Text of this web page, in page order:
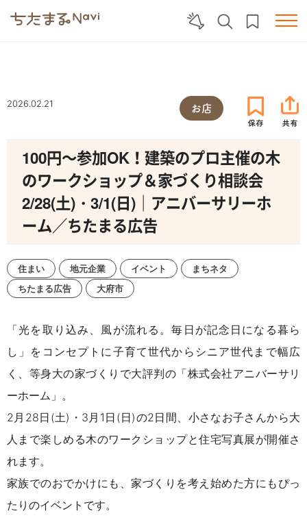
2026.02.21 お店
100円～参加OK！建築のプロ主催の木
のワークショップ＆家づくり相談会
2/28(土)・3/1(日)｜アニバーサリーホ
ーム／ちたまる広告
住まい 地元企業 イベント
まちネタ
ちたまる広告
大府市
「光を取り込み、風が流れる。毎日が記念日になる暮ら
し」をコンセプトに子育て世代からシニア世代まで幅広
く、等身大の家づくりで大評判の「株式会社アニバーサリ
ーホーム」。
2月28日(土)・3月1日(日)の2日間、小さなお子さんから大
人まで楽しめる木のワークショップと住宅写真展が開催さ
れます。
家族でのおでかけにも、家づくりを考え始めた方にもぴっ
たりのイベントです。